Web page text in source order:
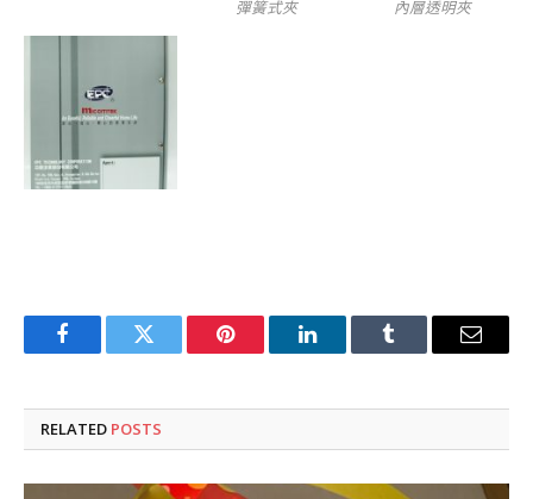
彈簧式夾 內層透明夾
FacebookTwitter Pinterest LinkedInTumblr Email
RELATED POSTS